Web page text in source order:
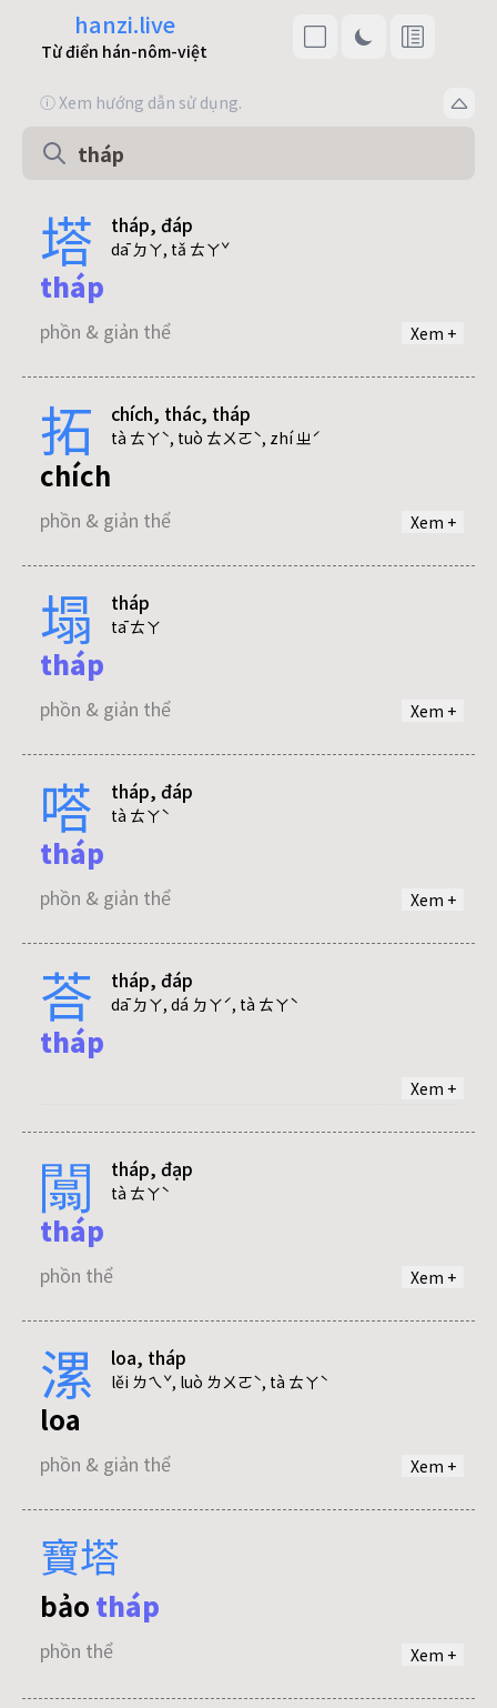
hanzi.live
Từ điển hán-nôm-việt
ⓘ Xem hướng dẫn sử dụng.
塔 tháp, đáp
dā ㄉㄚ, tǎ ㄊㄚˇ
Xem +
tháp
phồn & giản thể
đáp
phồn & giản thể
拓 chích, thác, tháp
tà ㄊㄚˋ, tuò ㄊㄨㄛˋ, zhí ㄓˊ
Xem +
chích
phồn & giản thể
thác
phồn & giản thể
tháp
phồn & giản thể
塌 tháp
tā ㄊㄚ
Xem +
tháp
phồn & giản thể
嗒 tháp, đáp
tà ㄊㄚˋ
Xem +
tháp
phồn & giản thể
đáp
phồn & giản thể
荅 tháp, đáp
dā ㄉㄚ, dá ㄉㄚˊ, tà ㄊㄚˋ
Xem +
tháp
đáp
phồn thể
闒 tháp, đạp
tà ㄊㄚˋ
Xem +
tháp
phồn thể
đạp
phồn thể
漯 loa, tháp
lěi ㄌㄟˇ, luò ㄌㄨㄛˋ, tà ㄊㄚˋ
Xem +
loa
phồn & giản thể
tháp
phồn & giản thể
Xem +
寶塔
bảo tháp
phồn thể